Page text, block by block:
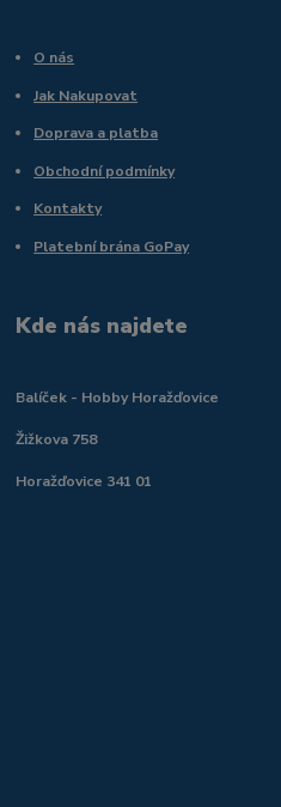
O nás
Jak Nakupovat
Doprava a platba
Obchodní podmínky
Kontakty
Platební brána GoPay
Kde nás najdete
Balíček - Hobby Horažďovice
Žižkova 758
Horažďovice 341 01